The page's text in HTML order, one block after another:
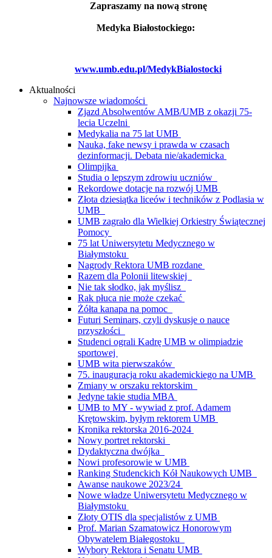
Zapraszamy na nową stronę
Medyka Białostockiego:
www.umb.edu.pl/MedykBialostocki
Aktualności
Najnowsze wiadomości
Zjazd Absolwentów AMB/UMB z okazji 75-
lecia Uczelni
Medykalia na 75 lat UMB
Nauka, fake newsy i prawda w czasach
dezinformacji. Debata nie/akademicka
Olimpijka
Studia o lepszym zdrowiu uczniów
Rekordowe dotacje na rozwój UMB
Złota dziesiątka liceów i techników z Podlasia w
UMB
UMB zagrało dla Wielkiej Orkiestry Świątecznej
Pomocy
75 lat Uniwersytetu Medycznego w
Białymstoku
Nagrody Rektora UMB rozdane
Razem dla Polonii litewskiej
Nie tak słodko, jak myślisz
Rak płuca nie może czekać
Żółta kanapa na pomoc
Futuri Seminars, czyli dyskusje o nauce
przyszłości
Studenci ograli Kadrę UMB w olimpiadzie
sportowej
UMB wita pierwszaków
75. inauguracja roku akademickiego na UMB
Zmiany w orszaku rektorskim
Jedyne takie studia MBA
UMB to MY - wywiad z prof. Adamem
Krętowskim, byłym rektorem UMB
Kronika rektorska 2016-2024
Nowy portret rektorski
Dydaktyczna dwójka
Nowi profesorowie w UMB
Ranking Studenckich Kół Naukowych UMB
Awanse naukowe 2023/24
Nowe władze Uniwersytetu Medycznego w
Białymstoku
Złoty OTIS dla specjalistów z UMB
Prof. Marian Szamatowicz Honorowym
Obywatelem Białegostoku
Wybory Rektora i Senatu UMB